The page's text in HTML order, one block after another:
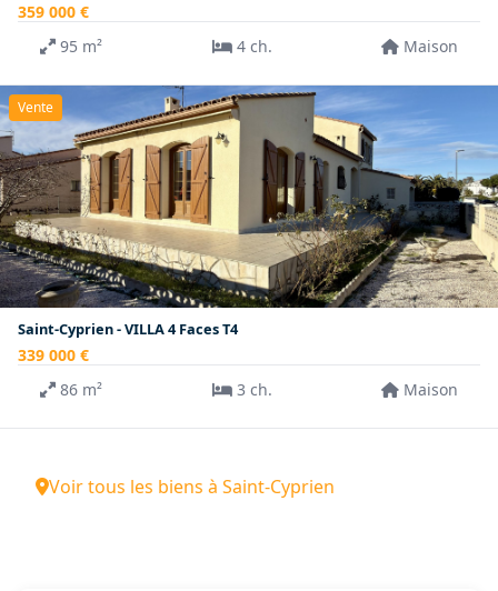
359 000 €
95 m²
4 ch. Maison
Vente
Saint-Cyprien - VILLA 4 Faces T4
339 000 €
86 m²
3 ch. Maison
Voir tous les biens à Saint-Cyprien